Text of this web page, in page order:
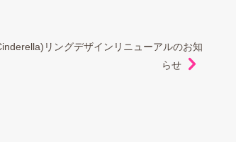
リングデザインリニューアルのお知
らせ